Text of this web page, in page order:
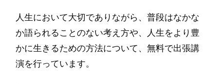
人生において大切でありながら、普段はなかな
か語られることのない考え方や、人生をより豊
かに生きるための方法について、無料で出張講
演を行っています。